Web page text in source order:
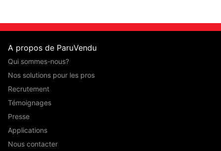
A propos de ParuVendu
Qui sommes-nous?
Nos solutions pour les pros
Recrutement
Témoignages
Presse
Applications
Nous contacter